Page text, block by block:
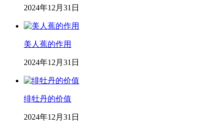
2024年12月31日
美人蕉的作用
2024年12月31日
绯牡丹的价值
2024年12月31日